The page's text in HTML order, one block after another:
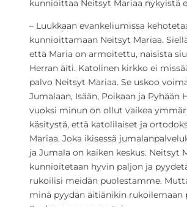
kunnioittaa Neitsyt Mariaa nykyistä
– Luukkaan evankeliumissa
kunnioittamaan Neitsyt Mariaa.
että Maria on armoitettu, naisista
Herran äiti. Katolinen kirkko ei
palvo Neitsyt Mariaa. Se uskoo
Jumalaan, Isään, Poikaan ja Pyhään
vuoksi minun on ollut vaikea
käsitystä, että katolilaiset ja
Mariaa. Joka ikisessä
ja Jumala on kaiken keskus. Neitsyt
kunnioitetaan hyvin paljon ja
rukoilisi meidän puolestamme.
minä pyydän äitiänikin rukoilemaan